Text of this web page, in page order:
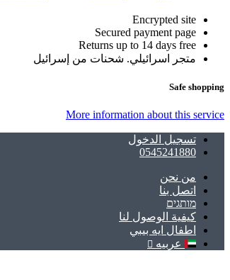
Encrypted site
Secured payment page
Returns up to 14 days free
متجر اسرائيلي. شحنات من إسرائيل
Safe shopping
More information about this service
تسجيل الدخول
0545241880
ﻣﻦ ﻧﺤﻦ
اتصل بنا
מותגים
كيفية الوصول لنا
اطفال ايه بيبي
عربيه